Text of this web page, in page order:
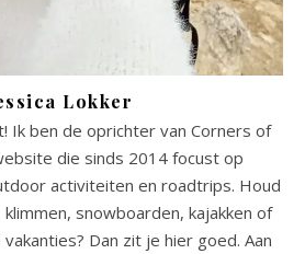
Lokker
Ik ben de oprichter van Corners of
die sinds 2014 focust op
activiteiten en roadtrips. Houd
snowboarden, kajakken of
Dan zit je hier goed. Aan